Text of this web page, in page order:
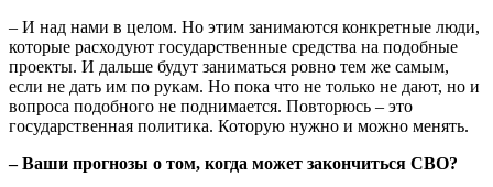
– И над нами в целом. Но этим занимаются конкретные люди,
которые расходуют государственные средства на подобные
проекты. И дальше будут заниматься ровно тем же самым,
если не дать им по рукам. Но пока что не только не дают, но и
вопроса подобного не поднимается. Повторюсь – это
государственная политика. Которую нужно и можно менять.
– Ваши прогнозы о том, когда может закончиться СВО?